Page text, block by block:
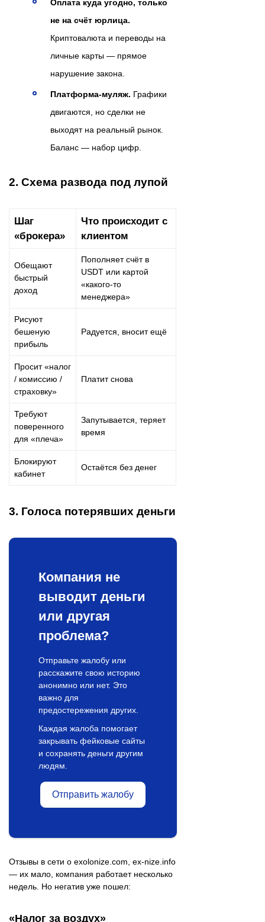
Оплата куда угодно, только
не на счёт юрлица.
Криптовалюта и переводы на
личные карты — прямое
нарушение закона.
Платформа‑муляж. Графики
двигаются, но сделки не
выходят на реальный рынок.
Баланс — набор цифр.
2. Схема развода под лупой
Шаг
«брокера»
Что происходит с
клиентом
Обещают
быстрый
доход
Пополняет счёт в
USDT или картой
«какого‑то
менеджера»
Рисуют
бешеную
прибыль
Радуется, вносит ещё
Просит «налог
/ комиссию /
страховку»
Платит снова
Требуют
поверенного
для «плеча»
Запутывается, теряет
время
Блокируют
кабинет
Остаётся без денег
3. Голоса потерявших деньги
Компания не
выводит деньги
или другая
проблема?
Отправьте жалобу или
расскажите свою историю
анонимно или нет. Это
важно для
предостережения других.
Каждая жалоба помогает
закрывать фейковые сайты
и сохранять деньги другим
людям.
Отправить жалобу
Отзывы в сети о exolonize.com, ex-nize.info
— их мало, компания работает несколько
недель. Но негатив уже пошел:
«Налог за воздух»